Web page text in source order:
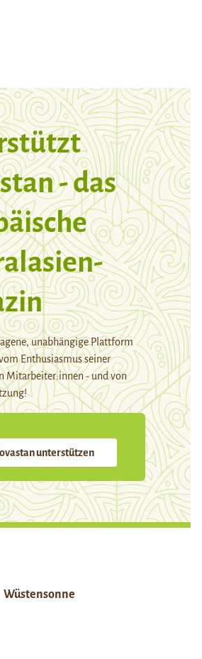
- das
unabhängige Plattform
Enthusiasmus seiner
Mitarbeiter:innen - und von
unterstützen
Wüstensonne